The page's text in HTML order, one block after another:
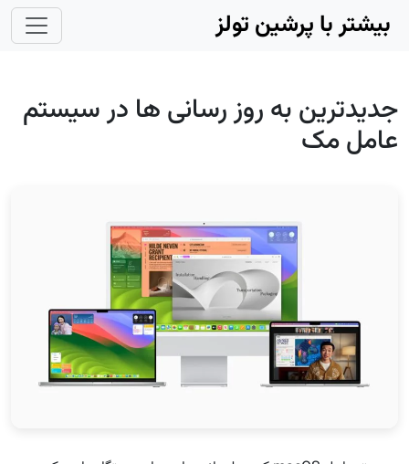
Skip to main content
بیشتر با پرشین تولز
جدیدترین به روز رسانی ها در سیستم
عامل مک